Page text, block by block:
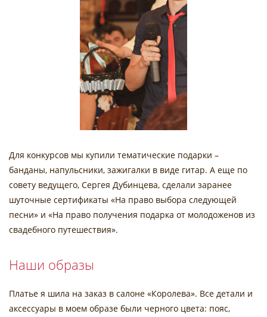
Для конкурсов мы купили тематические подарки –
банданы, напульсники, зажигалки в виде гитар. А еще по
совету ведущего, Сергея Дубинцева, сделали заранее
шуточные сертификаты «На право выбора следующей
песни» и «На право получения подарка от молодоженов из
свадебного путешествия».
Наши образы
Платье я шила на заказ в салоне «Королева». Все детали и
аксессуары в моем образе были черного цвета: пояс,